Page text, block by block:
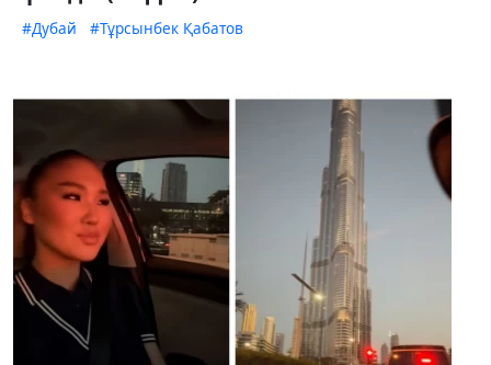
#Дубай #Тұрсынбек Қабатов